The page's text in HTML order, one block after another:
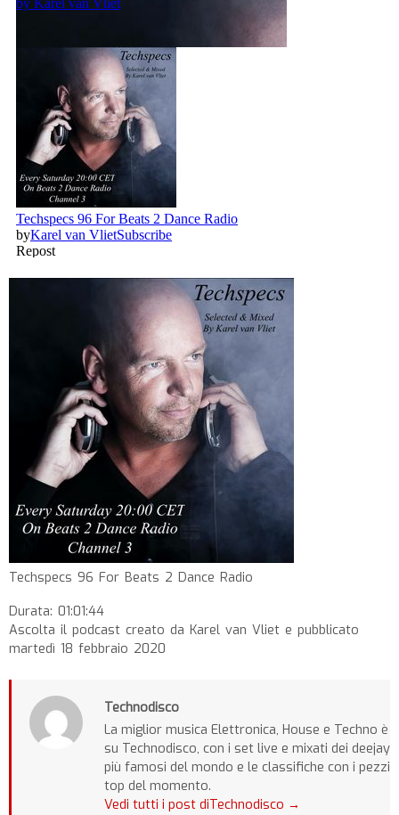
Techspecs 96 For Beats 2 Dance Radio
Durata: 01:01:44
Ascolta il podcast creato da Karel van Vliet e pubblicato
martedì 18 febbraio 2020
Technodisco
La miglior musica Elettronica, House e Techno è
su Technodisco, con i set live e mixati dei deejay
più famosi del mondo e le classifiche con i pezzi
top del momento.
Vedi tutti i post diTechnodisco →